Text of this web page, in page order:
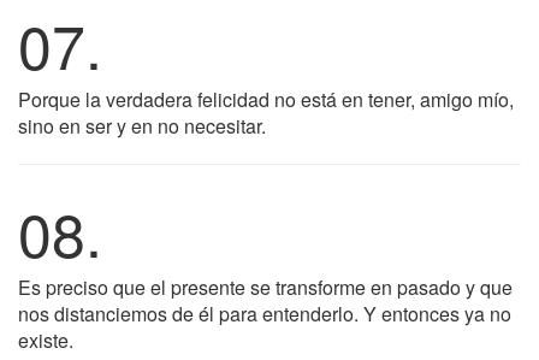
07.
Porque la verdadera felicidad no está en tener, amigo mío,
sino en ser y en no necesitar.
08.
Es preciso que el presente se transforme en pasado y que
nos distanciemos de él para entenderlo. Y entonces ya no
existe.